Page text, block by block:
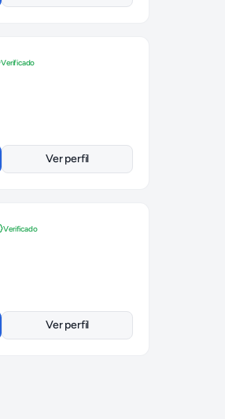
Verificado
Ver perfil
Verificado
Ver perfil